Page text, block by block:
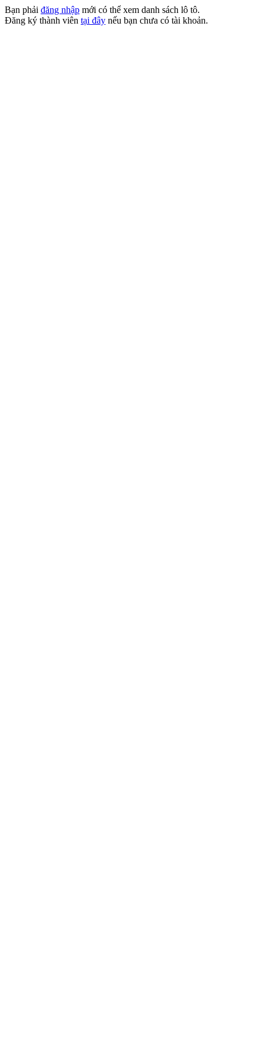
Bạn phải đăng nhập mới có thể xem danh sách lô tô.
Đăng ký thành viên tại đây nếu bạn chưa có tài khoản.